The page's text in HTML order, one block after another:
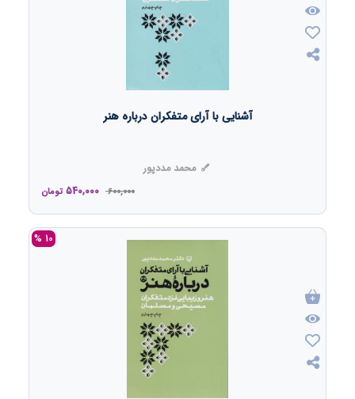
آشنایی با آرای متفکران درباره هنر
محمد مددپور
600,000
540,000 تومان
10 %